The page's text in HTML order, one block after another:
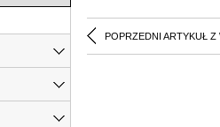
POPRZEDNI ARTYKUŁ Z